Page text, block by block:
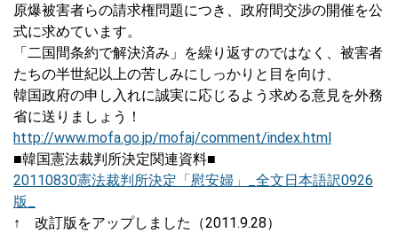
原爆被害者らの請求権問題につき、政府間交渉の開催を公
式に求めています。
「二国間条約で解決済み」を繰り返すのではなく、被害者
たちの半世紀以上の苦しみにしっかりと目を向け、
韓国政府の申し入れに誠実に応じるよう求める意見を外務
省に送りましょう！
http://www.mofa.go.jp/mofaj/comment/index.html
■韓国憲法裁判所決定関連資料■
20110830憲法裁判所決定「慰安婦」_全文日本語訳0926
版_
↑ 改訂版をアップしました（2011.9.28）